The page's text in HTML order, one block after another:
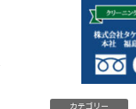
カテゴリー